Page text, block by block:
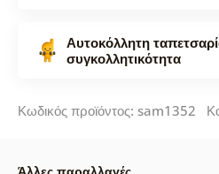
Αυτοκόλλητη
συγκολλητικότητα
Κωδικός προϊόντος: sam1352